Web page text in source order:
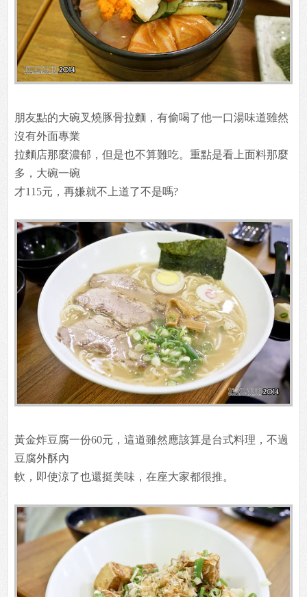
朋友點的大碗叉燒豚骨拉麵，有偷喝了他一口湯味道雖然
沒有外面專業
拉麵店那麼濃郁，但是也不算難吃。重點是看上面料那麼
多，大碗一碗
才115元，再嫌就不上道了不是嗎?
黃金炸豆腐一份60元，這道雖然應該算是台式料理，不過
豆腐外酥內
軟，即使涼了也還挺美味，在座大家都很推。